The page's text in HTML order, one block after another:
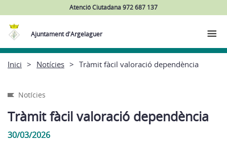
Atenció Ciutadana 972 687 137
Ajuntament d'Argelaguer
Inici Notícies Tràmit fàcil valoració dependència
Notícies
Tràmit fàcil valoració dependència
30/03/2026